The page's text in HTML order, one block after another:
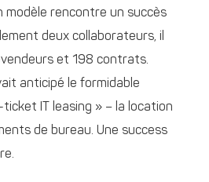
modèle rencontre un succès
deux collaborateurs, il
et 198 contrats.
anticipé le formidable
IT leasing » – la location
de bureau. Une success